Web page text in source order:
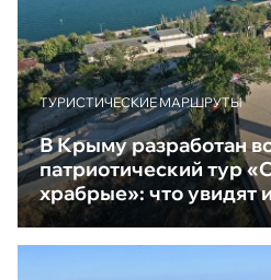
ТУРИСТИЧЕСКИЕ МАРШРУТЫ
В Крыму разработан
патриотический тур
храбрые»: что увидят